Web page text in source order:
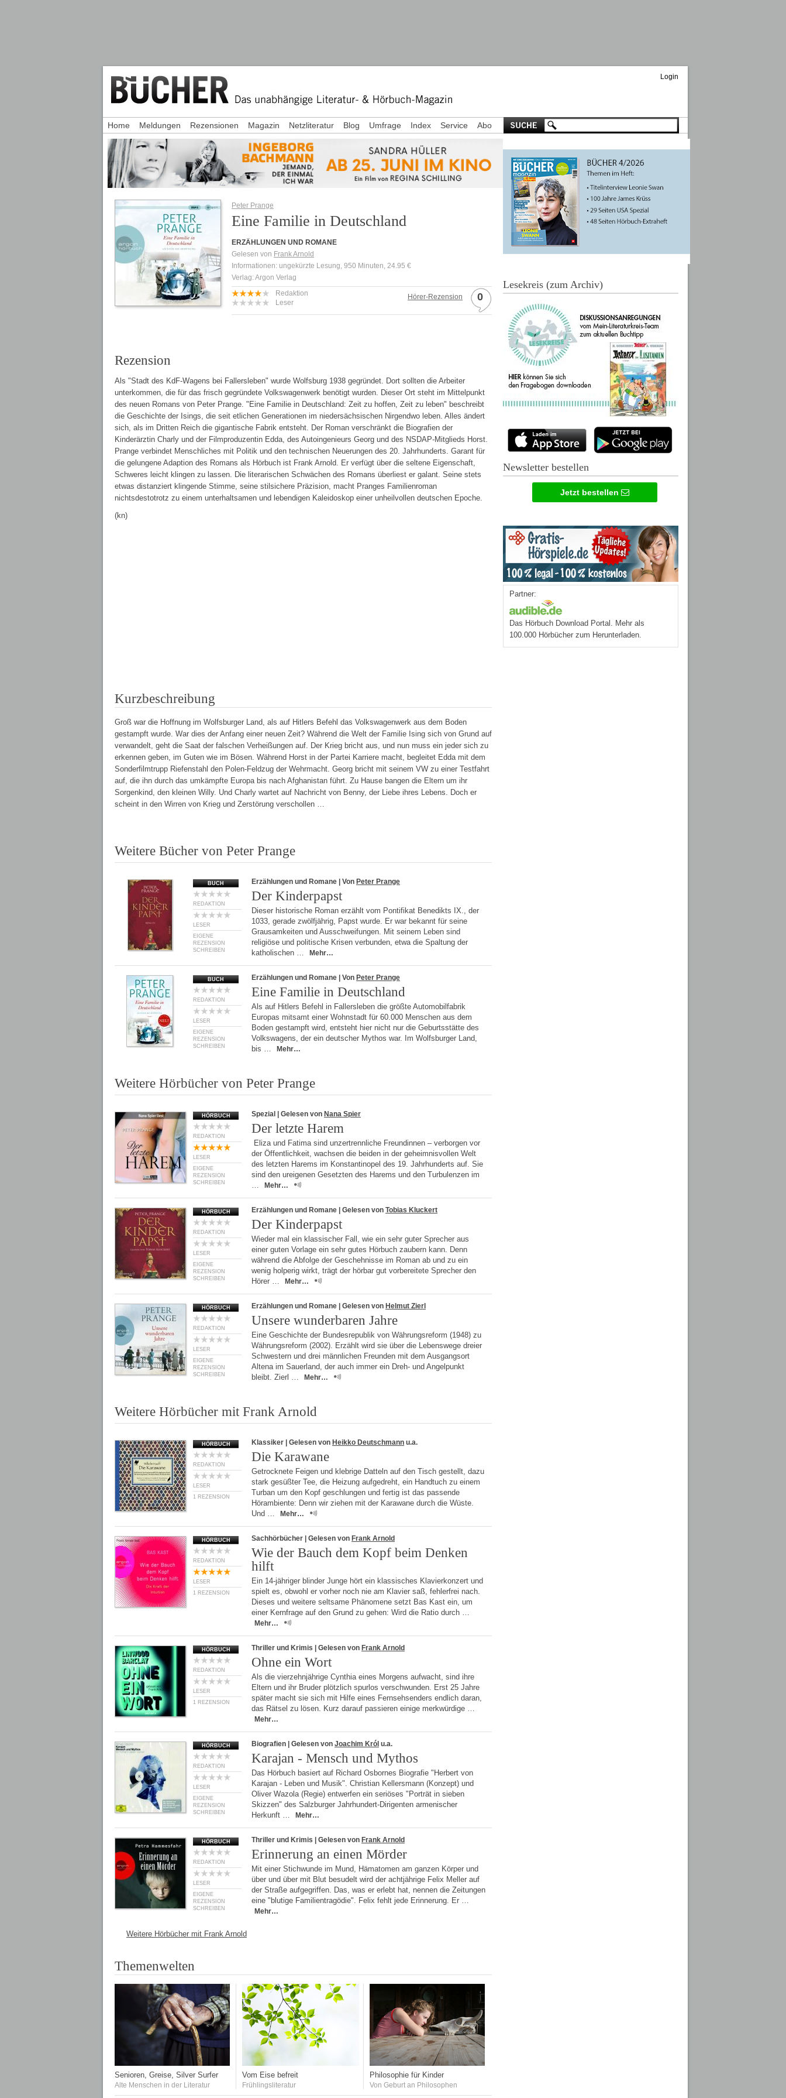
Login
Peter Prange
Eine Familie in Deutschland
ERZÄHLUNGEN UND ROMANE
Gelesen von Frank Arnold
Informationen: ungekürzte Lesung, 950 Minuten, 24.95 €
Verlag: Argon Verlag
Hörer-Rezension 0
Redaktion
Leser
Rezension
Als "Stadt des KdF-Wagens bei Fallersleben" wurde Wolfsburg 1938 gegründet. Dort sollten die Arbeiter
unterkommen, die für das frisch gegründete Volkswagenwerk benötigt wurden. Dieser Ort steht im Mittelpunkt
des neuen Romans von Peter Prange. "Eine Familie in Deutschland: Zeit zu hoffen, Zeit zu leben" beschreibt
die Geschichte der Isings, die seit etlichen Generationen im niedersächsischen Nirgendwo leben. Alles ändert
sich, als im Dritten Reich die gigantische Fabrik entsteht. Der Roman verschränkt die Biografien der
Kinderärztin Charly und der Filmproduzentin Edda, des Autoingenieurs Georg und des NSDAP-Mitglieds Horst.
Prange verbindet Menschliches mit Politik und den technischen Neuerungen des 20. Jahrhunderts. Garant für
die gelungene Adaption des Romans als Hörbuch ist Frank Arnold. Er verfügt über die seltene Eigenschaft,
Schweres leicht klingen zu lassen. Die literarischen Schwächen des Romans überliest er galant. Seine stets
etwas distanziert klingende Stimme, seine stilsichere Präzision, macht Pranges Familienroman
nichtsdestotrotz zu einem unterhaltsamen und lebendigen Kaleidoskop einer unheilvollen deutschen Epoche.
(kn)
Kurzbeschreibung
Groß war die Hoffnung im Wolfsburger Land, als auf Hitlers Befehl das Volkswagenwerk aus dem Boden
gestampft wurde. War dies der Anfang einer neuen Zeit? Während die Welt der Familie Ising sich von Grund auf
verwandelt, geht die Saat der falschen Verheißungen auf. Der Krieg bricht aus, und nun muss ein jeder sich zu
erkennen geben, im Guten wie im Bösen. Während Horst in der Partei Karriere macht, begleitet Edda mit dem
Sonderfilmtrupp Riefenstahl den Polen-Feldzug der Wehrmacht. Georg bricht mit seinem VW zu einer Testfahrt
auf, die ihn durch das umkämpfte Europa bis nach Afghanistan führt. Zu Hause bangen die Eltern um ihr
Sorgenkind, den kleinen Willy. Und Charly wartet auf Nachricht von Benny, der Liebe ihres Lebens. Doch er
scheint in den Wirren von Krieg und Zerstörung verschollen …
Weitere Bücher von Peter Prange
BUCH
REDAKTION
LESER
EIGENE
REZENSION
SCHREIBEN
Erzählungen und Romane | Von Peter Prange
Der Kinderpapst
Dieser historische Roman erzählt vom Pontifikat Benedikts IX., der
1033, gerade zwölfjährig, Papst wurde. Er war bekannt für seine
Grausamkeiten und Ausschweifungen. Mit seinem Leben sind
religiöse und politische Krisen verbunden, etwa die Spaltung der
katholischen …
Mehr…
BUCH
REDAKTION
LESER
EIGENE
REZENSION
SCHREIBEN
Erzählungen und Romane | Von Peter Prange
Eine Familie in Deutschland
Als auf Hitlers Befehl in Fallersleben die größte Automobilfabrik
Europas mitsamt einer Wohnstadt für 60.000 Menschen aus dem
Boden gestampft wird, entsteht hier nicht nur die Geburtsstätte des
Volkswagens, der ein deutscher Mythos war. Im Wolfsburger Land,
bis …
Mehr…
Weitere Hörbücher von Peter Prange
HÖRBUCH
REDAKTION
LESER
EIGENE
REZENSION
SCHREIBEN
Spezial | Gelesen von Nana Spier
Der letzte Harem
Eliza und Fatima sind unzertrennliche Freundinnen – verborgen vor
der Öffentlichkeit, wachsen die beiden in der geheimnisvollen Welt
des letzten Harems im Konstantinopel des 19. Jahrhunderts auf. Sie
sind den ureigenen Gesetzten des Harems und den Turbulenzen im
…
Mehr…
HÖRBUCH
REDAKTION
LESER
EIGENE
REZENSION
SCHREIBEN
Erzählungen und Romane | Gelesen von Tobias Kluckert
Der Kinderpapst
Wieder mal ein klassischer Fall, wie ein sehr guter Sprecher aus
einer guten Vorlage ein sehr gutes Hörbuch zaubern kann. Denn
während die Abfolge der Geschehnisse im Roman ab und zu ein
wenig holperig wirkt, trägt der hörbar gut vorbereitete Sprecher den
Hörer …
Mehr…
HÖRBUCH
REDAKTION
LESER
EIGENE
REZENSION
SCHREIBEN
Erzählungen und Romane | Gelesen von Helmut Zierl
Unsere wunderbaren Jahre
Eine Geschichte der Bundesrepublik von Währungsreform (1948) zu
Währungsreform (2002). Erzählt wird sie über die Lebenswege dreier
Schwestern und drei männlichen Freunden mit dem Ausgangsort
Altena im Sauerland, der auch immer ein Dreh- und Angelpunkt
bleibt. Zierl …
Mehr…
Weitere Hörbücher mit Frank Arnold
HÖRBUCH
REDAKTION
LESER
1 REZENSION
Klassiker | Gelesen von Heikko Deutschmann u.a.
Die Karawane
Getrocknete Feigen und klebrige Datteln auf den Tisch gestellt, dazu
stark gesüßter Tee, die Heizung aufgedreht, ein Handtuch zu einem
Turban um den Kopf geschlungen und fertig ist das passende
Hörambiente: Denn wir ziehen mit der Karawane durch die Wüste.
Und …
Mehr…
HÖRBUCH
REDAKTION
LESER
1 REZENSION
Sachhörbücher | Gelesen von Frank Arnold
Wie der Bauch dem Kopf beim Denken
hilft
Ein 14-jähriger blinder Junge hört ein klassisches Klavierkonzert und
spielt es, obwohl er vorher noch nie am Klavier saß, fehlerfrei nach.
Dieses und weitere seltsame Phänomene setzt Bas Kast ein, um
einer Kernfrage auf den Grund zu gehen: Wird die Ratio durch …
Mehr…
HÖRBUCH
REDAKTION
LESER
1 REZENSION
Thriller und Krimis | Gelesen von Frank Arnold
Ohne ein Wort
Als die vierzehnjährige Cynthia eines Morgens aufwacht, sind ihre
Eltern und ihr Bruder plötzlich spurlos verschwunden. Erst 25 Jahre
später macht sie sich mit Hilfe eines Fernsehsenders endlich daran,
das Rätsel zu lösen. Kurz darauf passieren einige merkwürdige …
Mehr…
HÖRBUCH
REDAKTION
LESER
EIGENE
REZENSION
SCHREIBEN
Biografien | Gelesen von Joachim Król u.a.
Karajan - Mensch und Mythos
Das Hörbuch basiert auf Richard Osbornes Biografie "Herbert von
Karajan - Leben und Musik". Christian Kellersmann (Konzept) und
Oliver Wazola (Regie) entwerfen ein seriöses "Porträt in sieben
Skizzen" des Salzburger Jahrhundert-Dirigenten armenischer
Herkunft …
Mehr…
HÖRBUCH
REDAKTION
LESER
EIGENE
REZENSION
SCHREIBEN
Thriller und Krimis | Gelesen von Frank Arnold
Erinnerung an einen Mörder
Mit einer Stichwunde im Mund, Hämatomen am ganzen Körper und
über und über mit Blut besudelt wird der achtjährige Felix Meller auf
der Straße aufgegriffen. Das, was er erlebt hat, nennen die Zeitungen
eine "blutige Familientragödie". Felix fehlt jede Erinnerung. Er …
Mehr…
Weitere Hörbücher mit Frank Arnold
Themenwelten
Senioren, Greise, Silver Surfer
Alte Menschen in der Literatur
Vom Eise befreit
Frühlingsliteratur
Philosophie für Kinder
Von Geburt an Philosophen
Home Meldungen Rezensionen Magazin Netzliteratur Blog Umfrage Index Service Abo
Lesekreis (zum Archiv)
Newsletter bestellen
Jetzt bestellen
Partner:
Das Hörbuch Download Portal. Mehr als
100.000 Hörbücher zum Herunterladen.